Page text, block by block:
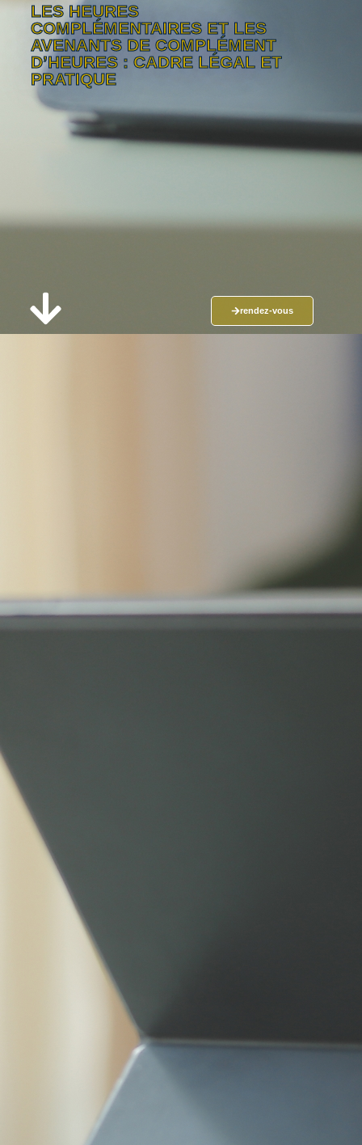
LES HEURES
COMPLÉMENTAIRES ET LES
AVENANTS DE COMPLÉMENT
D’HEURES : CADRE LÉGAL ET
PRATIQUE
rendez-vous